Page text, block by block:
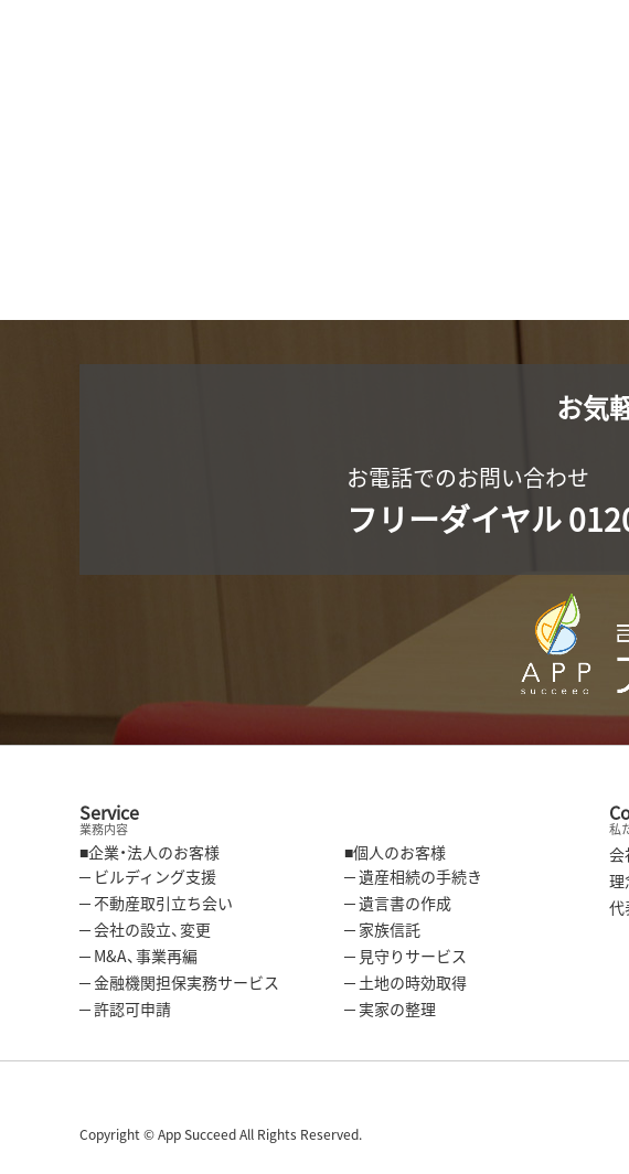
お気
お電話でのお問い合わせ
フリーダイヤル
Service
業務内容
■企業・法人のお客様
─ ビルディング支援
─ 不動産取引立ち会い
─ 会社の設立、変更
─ M&A、事業再編
─ 金融機関担保実務サービス
─ 許認可申請
■個人のお客様
─ 遺産相続の手続き
─ 遺言書の作成
─ 家族信託
─ 見守りサービス
─ 土地の時効取得
─ 実家の整理
私
会
理
代
Copyright © App Succeed All Rights Reserved.